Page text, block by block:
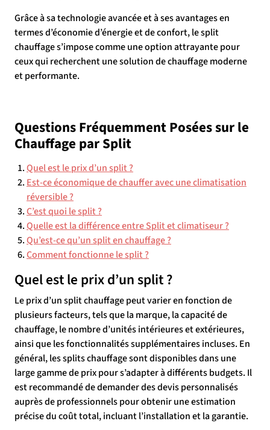
Grâce à sa technologie avancée et à ses avantages en
termes d’économie d’énergie et de confort, le split
chauffage s’impose comme une option attrayante pour
ceux qui recherchent une solution de chauffage moderne
et performante.
Questions Fréquemment Posées sur le
Chauffage par Split
Quel est le prix d’un split ?
Est-ce économique de chauffer avec une climatisation
réversible ?
C’est quoi le split ?
Quelle est la différence entre Split et climatiseur ?
Qu’est-ce qu’un split en chauffage ?
Comment fonctionne le split ?
Quel est le prix d’un split ?
Le prix d’un split chauffage peut varier en fonction de
plusieurs facteurs, tels que la marque, la capacité de
chauffage, le nombre d’unités intérieures et extérieures,
ainsi que les fonctionnalités supplémentaires incluses. En
général, les splits chauffage sont disponibles dans une
large gamme de prix pour s’adapter à différents budgets. Il
est recommandé de demander des devis personnalisés
auprès de professionnels pour obtenir une estimation
précise du coût total, incluant l’installation et la garantie.